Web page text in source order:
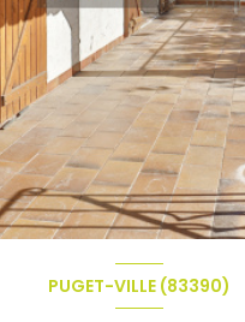
PUGET-VILLE (83390)